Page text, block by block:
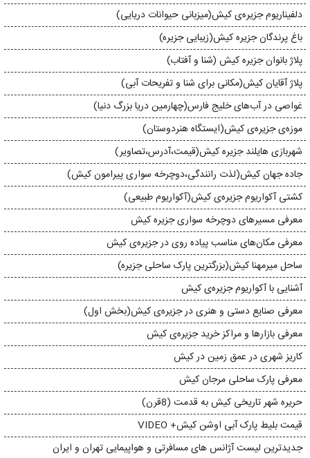
دلفیناریوم جزیره‌ی کیش(میزبانی حیوانات دریایی)
باغ پرندگان جزیره کیش(زیبایی‌ جزیره)
پلاژ بانوان جزیره‌ کیش (شنا و آفتاب)
پلاژ آقایان کیش(مکانی برای شنا و تفریحات آبی)
غواصی در آب‌های خلیج فارس(چهارمین دریا بزرگ دنیا)
موزه‌ی جزیره‌ی کیش(ایستگاه هنردوستان)
شهربازی هایلند جزیره‌ کیش(قیمت،آدرس،تصاویر)
جاده‌ جهان کیش(لذت رانندگی،دوچرخه سواری پیرامون کیش)
کشتی آکواریوم جزیره‌ی کیش(آکواریوم طبیعی)
معرفی مسیرهای دوچرخه سواری جزیره کیش
معرفی مکان‌های مناسب پیاده روی در جزیره‌ی کیش
ساحل‌ میرمهنا کیش(بزرگترین پارک ساحلی جزیره)
آشنایی با آکواریوم جزیره‌ی کیش
معرفی صنایع دستی و هنری در جزیره‌ی کیش(بخش اول)
معرفی بازارها و مراکز خرید جزیره‌ی کیش
کاریز شهری در عمق زمین در کیش
معرفی پارک ساحلی مرجان کیش
حریره شهر تاریخی کیش به قدمت (8قرن)
قیمت بلیط پارک آبی اوشن کیش+ VIDEO
جدیدترین لیست آژانس های مسافرتی و هواپیمایی تهران و ایران